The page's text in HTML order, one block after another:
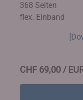
368 Seiten
flex. Einband
CHF 69,00 /